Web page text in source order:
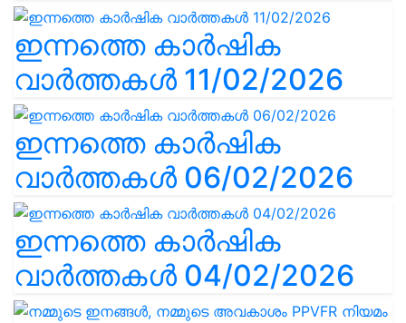
ഇന്നത്തെ കാർഷിക
വാർത്തകൾ 11/02/2026
ഇന്നത്തെ കാർഷിക
വാർത്തകൾ 06/02/2026
ഇന്നത്തെ കാർഷിക
വാർത്തകൾ 04/02/2026